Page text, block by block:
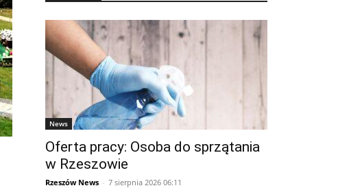
News
Oferta pracy: Osoba do sprzątania
w Rzeszowie
Rzeszów News - 7 sierpnia 2026 06:11